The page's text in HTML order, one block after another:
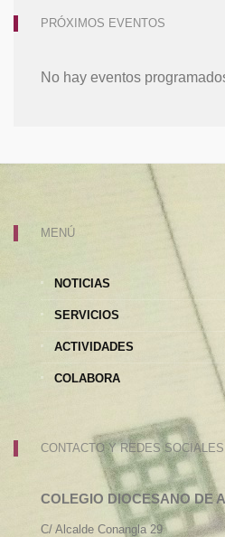
PRÓXIMOS EVENTOS
No hay eventos
MENÚ
NOTICIAS
SERVICIOS
ACTIVIDADES
COLABORA
CONTACTO Y REDES SOCIALES
COLEGIO DIOCESANO DE
C/ Alcalde Conangla 29